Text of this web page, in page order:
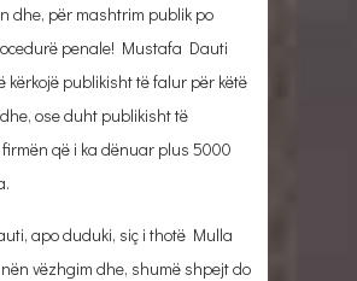
dhe, për mashtrim publik po
penale! Mustafa Dauti
kërkojë publikisht të falur për këtë
ose duht publikisht të
që i ka dënuar plus 5000
apo duduki, siç i thotë Mulla
vëzhgim dhe, shumë shpejt do